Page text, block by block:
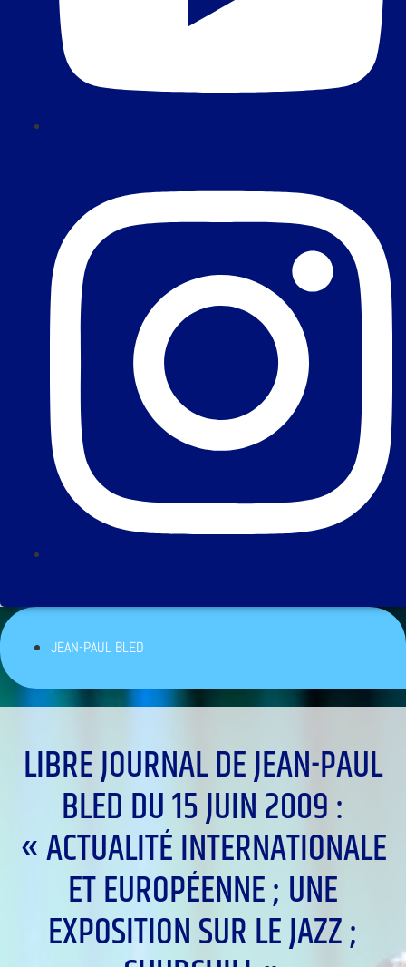
JEAN-PAUL BLED
LIBRE JOURNAL DE JEAN-PAUL
BLED DU 15 JUIN 2009 :
« ACTUALITÉ INTERNATIONALE
ET EUROPÉENNE ; UNE
EXPOSITION SUR LE JAZZ ;